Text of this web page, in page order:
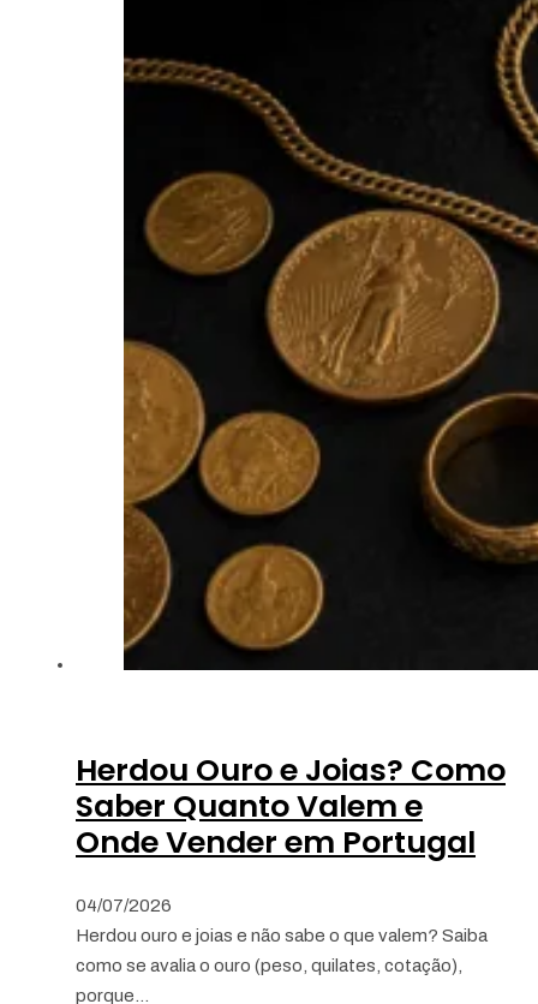
Herdou Ouro e Joias? Como
Saber Quanto Valem e
Onde Vender em Portugal
04/07/2026
Herdou ouro e joias e não sabe o que valem? Saiba
como se avalia o ouro (peso, quilates, cotação),
porque…